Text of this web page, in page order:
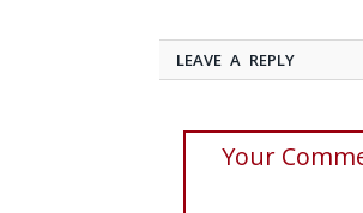
LEAVE A REPLY